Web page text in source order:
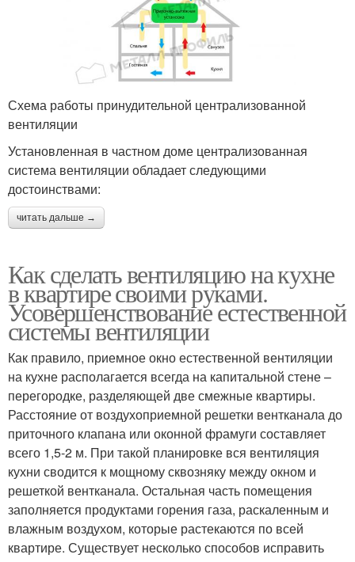
Схема работы принудительной централизованной
вентиляции
Установленная в частном доме централизованная
система вентиляции обладает следующими
достоинствами:
читать дальше →
Как сделать вентиляцию на кухне
в квартире своими руками.
Усовершенствование естественной
системы вентиляции
Как правило, приемное окно естественной вентиляции
на кухне располагается всегда на капитальной стене –
перегородке, разделяющей две смежные квартиры.
Расстояние от воздухоприемной решетки вентканала до
приточного клапана или оконной фрамуги составляет
всего 1,5-2 м. При такой планировке вся вентиляция
кухни сводится к мощному сквозняку между окном и
решеткой вентканала. Остальная часть помещения
заполняется продуктами горения газа, раскаленным и
влажным воздухом, которые растекаются по всей
квартире. Существует несколько способов исправить